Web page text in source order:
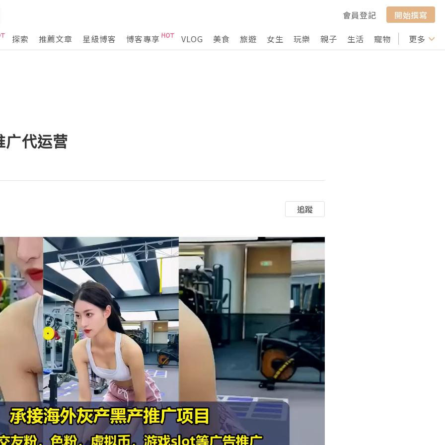
會員登記
開始撰寫
探索
推薦文章 星級博客 博客專享 VLOG 美食 旅遊 女生 玩樂 親子 生活 寵物 行山 打卡
更多
广代运营
追蹤